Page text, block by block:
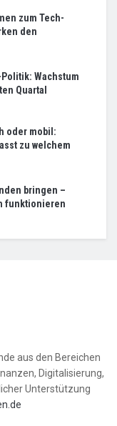
zum Tech-
den
Wachstum
Quartal
oder mobil:
zu welchem
bringen –
funktionieren
aus den Bereichen
Digitalisierung,
Unterstützung